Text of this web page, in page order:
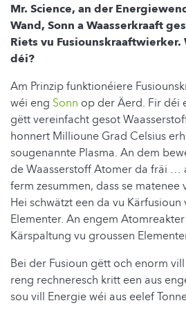
Mr. Science, an der
Wand, Sonn a Waasserkraaft
Riets vu
déi?
Am Prinzip funktionéiere
wéi eng Sonn op der Äerd. Fir déi
gëtt vereinfacht gesot
honnert Millioune Grad Celsius
sougenannte Plasma. An dem
de Waasserstoff Atomer da fräi …
ferm zesummen, dass se matenee
Hei schwätzt een da vu Kärfusioun
Elementer. An engem
Kärspaltung vu groussen
Bei der Fusioun gëtt och enorm
reng rechneresch kritt een aus
sou vill Energie wéi aus eelef